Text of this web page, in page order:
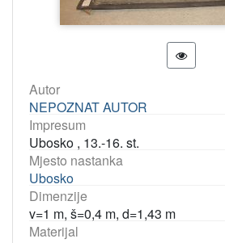
Autor
NEPOZNAT AUTOR
Impresum
Ubosko , 13.-16. st.
Mjesto nastanka
Ubosko
Dimenzije
v=1 m, š=0,4 m, d=1,43 m
Materijal